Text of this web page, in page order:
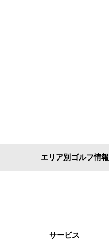
エリア別ゴルフ情報
サービス